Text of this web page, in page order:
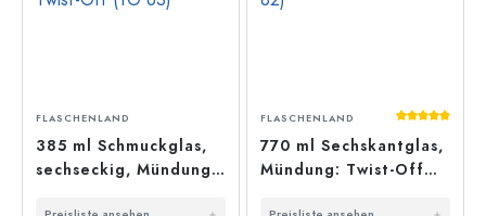
FLASCHENLAND
385 ml Schmuckglas,
sechseckig, Mündung:
FLASCHENLAND
770 ml Sechskantglas,
Mündung: Twist-Off